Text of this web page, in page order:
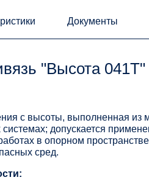
Документы
"Высота
с высоты, выполненная из
допускается
в опорном
сред.